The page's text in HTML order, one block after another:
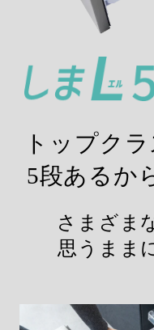
トップクラ
5段あるか
さまざま
思うまま